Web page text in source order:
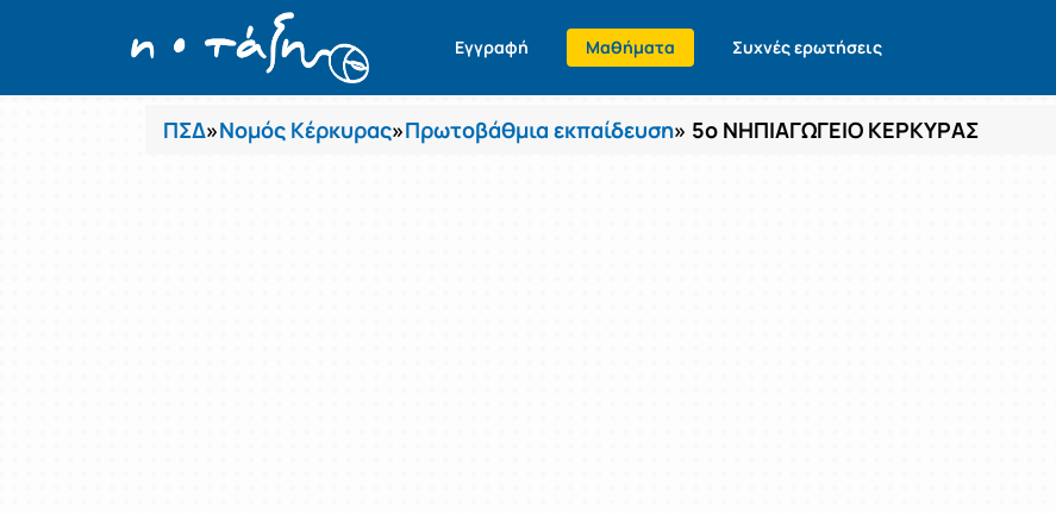
Εγγραφή Μαθήματα Συχνές ερωτήσεις
Μαθήματα
ΠΣΔ»Νομός Κέρκυρας»Πρωτοβάθμια εκπαίδευση» 5ο ΝΗΠΙΑΓΩΓΕΙΟ ΚΕΡΚΥΡΑΣ